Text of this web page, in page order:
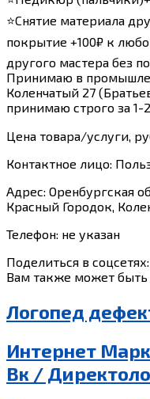
⭐Снятие материала
покрытие +100₽ к
другого мастера без
Принимаю в
Коленчатый 27
принимаю строго за 1-
Цена товара/услуги,
Контактное лицо:
Адрес: Оренбургская
Красный Городок,
Телефон: не указан
Поделиться в соцсетях:
Вам также может быть
Логопед
Интернет
Вк /